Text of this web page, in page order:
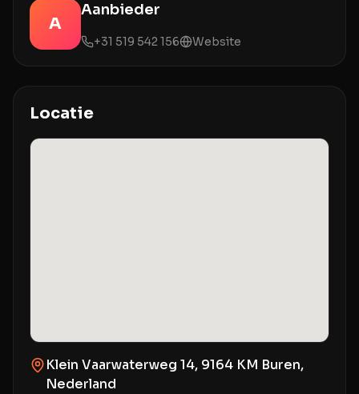
A
Aanbieder
+31 519 542 156 Website
Locatie
Klein Vaarwaterweg 14, 9164 KM Buren,
Nederland